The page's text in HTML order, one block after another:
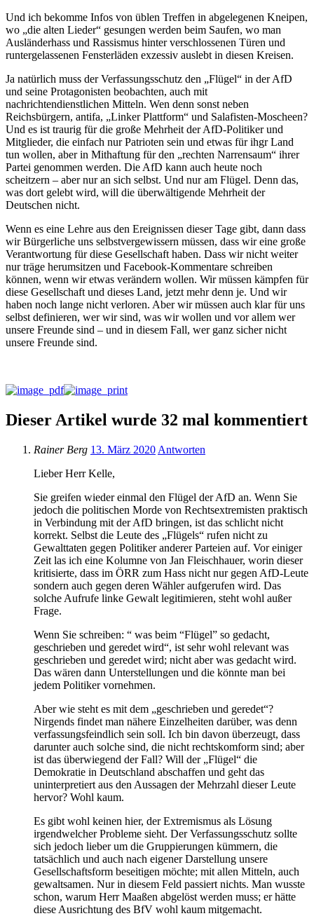
Und ich bekomme Infos von üblen Treffen in abgelegenen Kneipen,
wo „die alten Lieder“ gesungen werden beim Saufen, wo man
Ausländerhass und Rassismus hinter verschlossenen Türen und
runtergelassenen Fensterläden exzessiv auslebt in diesen Kreisen.
Ja natürlich muss der Verfassungsschutz den „Flügel“ in der AfD
und seine Protagonisten beobachten, auch mit
nachrichtendienstlichen Mitteln. Wen denn sonst neben
Reichsbürgern, antifa, „Linker Plattform“ und Salafisten-Moscheen?
Und es ist traurig für die große Mehrheit der AfD-Politiker und
Mitglieder, die einfach nur Patrioten sein und etwas für ihgr Land
tun wollen, aber in Mithaftung für den „rechten Narrensaum“ ihrer
Partei genommen werden. Die AfD kann auch heute noch
scheitzern – aber nur an sich selbst. Und nur am Flügel. Denn das,
was dort gelebt wird, will die überwältigende Mehrheit der
Deutschen nicht.
Wenn es eine Lehre aus den Ereignissen dieser Tage gibt, dann dass
wir Bürgerliche uns selbstvergewissern müssen, dass wir eine große
Verantwortung für diese Gesellschaft haben. Dass wir nicht weiter
nur träge herumsitzen und Facebook-Kommentare schreiben
können, wenn wir etwas verändern wollen. Wir müssen kämpfen für
diese Gesellschaft und dieses Land, jetzt mehr denn je. Und wir
haben noch lange nicht verloren. Aber wir müssen auch klar für uns
selbst definieren, wer wir sind, was wir wollen und vor allem wer
unsere Freunde sind – und in diesem Fall, wer ganz sicher nicht
unsere Freunde sind.
Dieser Artikel wurde 32 mal kommentiert
Rainer Berg 13. März 2020 Antworten
Lieber Herr Kelle,
Sie greifen wieder einmal den Flügel der AfD an. Wenn Sie
jedoch die politischen Morde von Rechtsextremisten praktisch
in Verbindung mit der AfD bringen, ist das schlicht nicht
korrekt. Selbst die Leute des „Flügels“ rufen nicht zu
Gewalttaten gegen Politiker anderer Parteien auf. Vor einiger
Zeit las ich eine Kolumne von Jan Fleischhauer, worin dieser
kritisierte, dass im ÖRR zum Hass nicht nur gegen AfD-Leute
sondern auch gegen deren Wähler aufgerufen wird. Das
solche Aufrufe linke Gewalt legitimieren, steht wohl außer
Frage.
Wenn Sie schreiben: “ was beim “Flügel” so gedacht,
geschrieben und geredet wird“, ist sehr wohl relevant was
geschrieben und geredet wird; nicht aber was gedacht wird.
Das wären dann Unterstellungen und die könnte man bei
jedem Politiker vornehmen.
Aber wie steht es mit dem „geschrieben und geredet“?
Nirgends findet man nähere Einzelheiten darüber, was denn
verfassungsfeindlich sein soll. Ich bin davon überzeugt, dass
darunter auch solche sind, die nicht rechtskomform sind; aber
ist das überwiegend der Fall? Will der „Flügel“ die
Demokratie in Deutschland abschaffen und geht das
uninterpretiert aus den Aussagen der Mehrzahl dieser Leute
hervor? Wohl kaum.
Es gibt wohl keinen hier, der Extremismus als Lösung
irgendwelcher Probleme sieht. Der Verfassungsschutz sollte
sich jedoch lieber um die Gruppierungen kümmern, die
tatsächlich und auch nach eigener Darstellung unsere
Gesellschaftsform beseitigen möchte; mit allen Mitteln, auch
gewaltsamen. Nur in diesem Feld passiert nichts. Man wusste
schon, warum Herr Maaßen abgelöst werden muss; er hätte
diese Ausrichtung des BfV wohl kaum mitgemacht.